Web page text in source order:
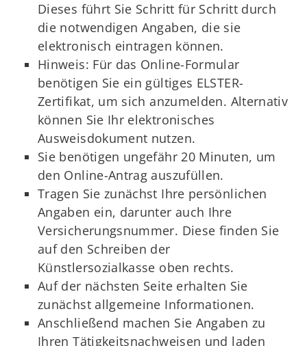
Dieses führt Sie Schritt für Schritt durch
die notwendigen Angaben, die sie
elektronisch eintragen können.
Hinweis: Für das Online-Formular
benötigen Sie ein gültiges ELSTER-
Zertifikat, um sich anzumelden. Alternativ
können Sie Ihr elektronisches
Ausweisdokument nutzen.
Sie benötigen ungefähr 20 Minuten, um
den Online-Antrag auszufüllen.
Tragen Sie zunächst Ihre persönlichen
Angaben ein, darunter auch Ihre
Versicherungsnummer. Diese finden Sie
auf den Schreiben der
Künstlersozialkasse oben rechts.
Auf der nächsten Seite erhalten Sie
zunächst allgemeine Informationen.
Anschließend machen Sie Angaben zu
Ihren Tätigkeitsnachweisen und laden